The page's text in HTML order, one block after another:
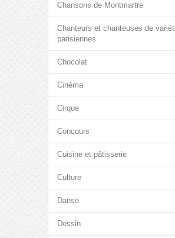
Chansons de Montmartre
Chanteurs et chanteuses de
parisiennes
Chocolat
Cinéma
Cirque
Concours
Cuisine et pâtisserie
Culture
Danse
Dessin